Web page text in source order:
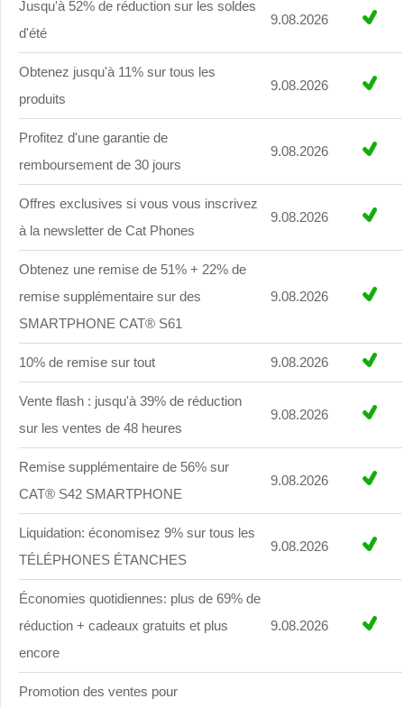
Jusqu'à 52% de réduction sur les soldes
d'été
9.08.2026
Obtenez jusqu'à 11% sur tous les
produits
9.08.2026
Profitez d'une garantie de
remboursement de 30 jours
9.08.2026
Offres exclusives si vous vous inscrivez
à la newsletter de Cat Phones
9.08.2026
Obtenez une remise de 51% + 22% de
remise supplémentaire sur des
SMARTPHONE CAT® S61
9.08.2026
10% de remise sur tout 9.08.2026
Vente flash : jusqu'à 39% de réduction
sur les ventes de 48 heures
9.08.2026
Remise supplémentaire de 56% sur
CAT® S42 SMARTPHONE
9.08.2026
Liquidation: économisez 9% sur tous les
TÉLÉPHONES ÉTANCHES
9.08.2026
Économies quotidiennes: plus de 69% de
réduction + cadeaux gratuits et plus
encore
9.08.2026
Promotion des ventes pour